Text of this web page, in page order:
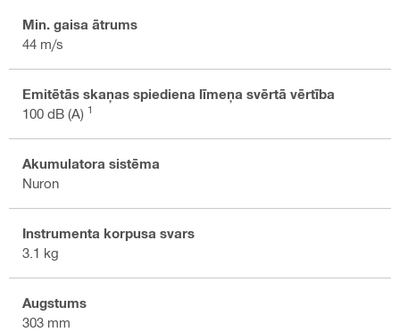
Min. gaisa ātrums
44 m/s
Emitētās skaņas spiediena līmeņa svērtā vērtība
100 dB (A) 1
Akumulatora sistēma
Nuron
Instrumenta korpusa svars
3.1 kg
Augstums
303 mm